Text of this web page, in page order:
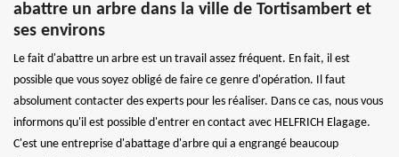
abattre un arbre dans la ville de Tortisambert et
ses environs
Le fait d'abattre un arbre est un travail assez fréquent. En fait, il est
possible que vous soyez obligé de faire ce genre d'opération. Il faut
absolument contacter des experts pour les réaliser. Dans ce cas, nous vous
informons qu'il est possible d'entrer en contact avec HELFRICH Elagage.
C'est une entreprise d'abattage d'arbre qui a engrangé beaucoup